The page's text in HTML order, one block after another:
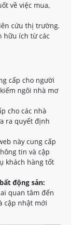
về việc mua,
cứu thị trường.
hữu ích từ các
cấp cho người
ngôi nhà mơ
cho các nhà
ra quyết định
này cung cấp
tin và cập
khách hàng tốt
động sản:
quan tâm đến
cập nhật mới